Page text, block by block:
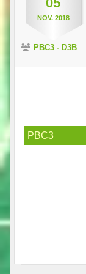
NOV. 2018
PBC3 - D3B
PBC3